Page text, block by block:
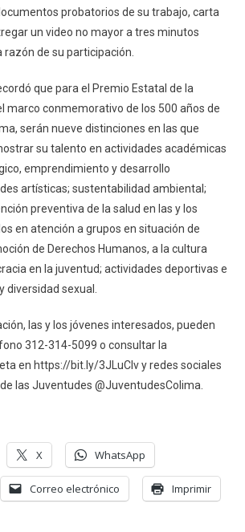
probatorios de su trabajo, carta
un video no mayor a tres minutos
razón de su participación.
que para el Premio Estatal de la
marco conmemorativo de los 500 años de
serán nueve distinciones en las que
su talento en actividades académicas
emprendimiento y desarrollo
artísticas; sustentabilidad ambiental;
preventiva de la salud en las y los
en atención a grupos en situación de
de Derechos Humanos, a la cultura
en la juventud; actividades deportivas e
diversidad sexual.
las y los jóvenes interesados, pueden
312-314-5099 o consultar la
en https://bit.ly/3JLuClv y redes sociales
las Juventudes @JuventudesColima.
X WhatsApp
Correo electrónico Imprimir